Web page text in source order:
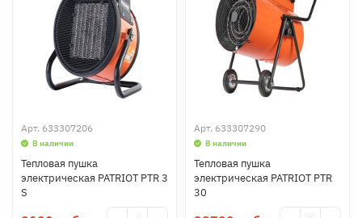
Арт. 633307206
В наличии
Тепловая пушка
электрическая PATRIOT PTR 3
S
Арт. 633307290
В наличии
Тепловая пушка
электрическая PATRIOT PTR
30